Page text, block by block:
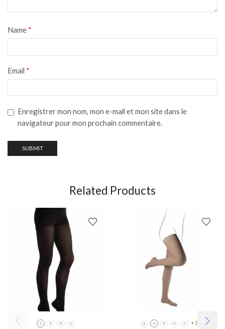
Name *
Email *
Enregistrer mon nom, mon e-mail et mon site dans le
navigateur pour mon prochain commentaire.
Related Products
+1